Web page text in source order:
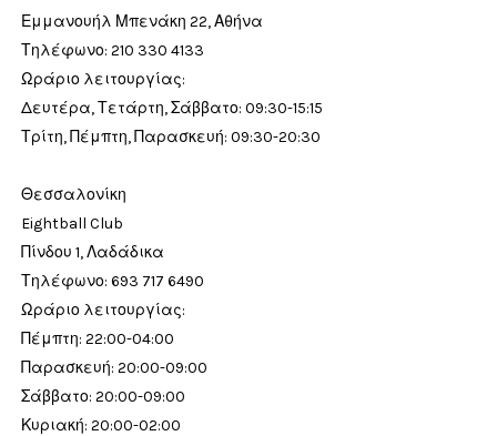
Εμμανουήλ Μπενάκη 22, Αθήνα
Τηλέφωνο: 210 330 4133
Ωράριο λειτουργίας:
Δευτέρα, Τετάρτη, Σάββατο: 09:30-15:15
Τρίτη, Πέμπτη, Παρασκευή: 09:30-20:30
Θεσσαλονίκη
Eightball Club
Πίνδου 1, Λαδάδικα
Τηλέφωνο: 693 717 6490
Ωράριο λειτουργίας:
Πέμπτη: 22:00-04:00
Παρασκευή: 20:00-09:00
Σάββατο: 20:00-09:00
Κυριακή: 20:00-02:00